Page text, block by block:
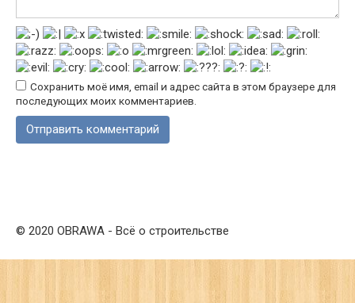
Сохранить моё имя, email и адрес сайта в этом браузере для
последующих моих комментариев.
© 2020 OBRAWA - Всё о строительстве